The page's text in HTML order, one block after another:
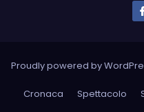
Proudly powered by
Cronaca Spettacolo